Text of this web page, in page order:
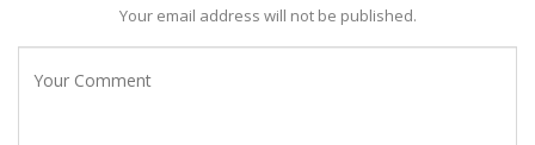
Your email address will not be published.